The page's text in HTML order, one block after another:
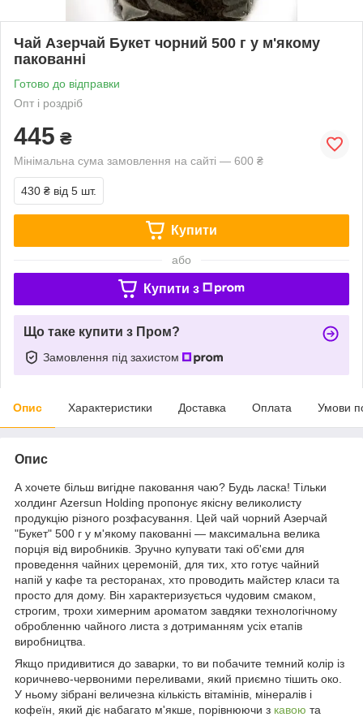
Чай Азерчай Букет чорний 500 г у м'якому
пакованні
Готово до відправки
Опт і роздріб
445 ₴
Мінімальна сума замовлення на сайті — 600 ₴
430 ₴ від 5 шт.
Купити
або
Купити з
Що таке купити з Пром?
Замовлення під захистом
Опис Характеристики Доставка Оплата Умови
Опис
А хочете більш вигідне паковання чаю? Будь ласка! Тільки
холдинг Azersun Holding пропонує якісну великолисту
продукцію різного розфасування. Цей чай чорний Азерчай
"Букет" 500 г у м'якому пакованні — максимальна велика
порція від виробників. Зручно купувати такі об'єми для
проведення чайних церемоній, для тих, хто готує чайний
напій у кафе та ресторанах, хто проводить майстер класи та
просто для дому. Він характеризується чудовим смаком,
строгим, трохи химерним ароматом завдяки технологічному
обробленню чайного листа з дотриманням усіх етапів
виробництва.
Якщо придивитися до заварки, то ви побачите темний колір із
коричнево-червоними переливами, який приємно тішить око.
У ньому зібрані величезна кількість вітамінів, мінералів і
кофеїн, який діє набагато м'якше, порівнюючи з кавою та